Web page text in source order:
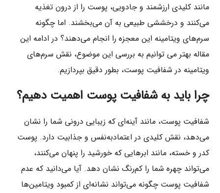
مانند کلیدی ارزشمند و جادویی، پوست را از درون تغذیه
می‌کنند و درخششی طبیعی به آن می‌بخشند. اما چگونه
سرم‌های ویتامینه این معجزه را انجام می‌دهند؟ در ادامه این
مقاله بهتر می توانیم به بررسی این موضوع، نقش سرم‌های
ویتامینه در شفافیت پوست، بطور دقیق بپردازیم.
چرا باید به شفافیت پوست اهمیت دهیم؟
شفافیت پوست، مانند آینه‌ای که زیبایی درونی شما را نشان
می‌دهد، نقش کلیدی در اعتمادبه‌نفس و جذابیت دارد. پوست
کدر و خسته، مانند ابرهایی که خورشید را پنهان می‌کنند،
می‌تواند چهره شما را کم‌رنگ نشان دهد. آیا می‌دانید که عدم
شفافیت پوست چگونه می‌تواند نشانه‌ای از کمبود ویتامین‌ها